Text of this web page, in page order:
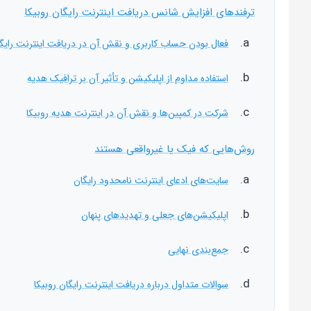
ترفندهای افزایش شانس دریافت اینترنت رایگان روبیکا
فعال بودن حساب کاربری و نقش آن در دریافت اینترنت
استفاده مداوم از اپلیکیشن و تأثیر آن بر ترافیک هدیه
شرکت در کمپین‌ها و نقش آن در اینترنت هدیه روبیکا
روش‌هایی که فیک یا غیرواقعی هستند
سایت‌های ادعای اینترنت نامحدود رایگان
اپلیکیشن‌های جعلی و تهدیدهای پنهان
جمع‌بندی نهایی
سوالات متداول درباره دریافت اینترنت رایگان روبیکا